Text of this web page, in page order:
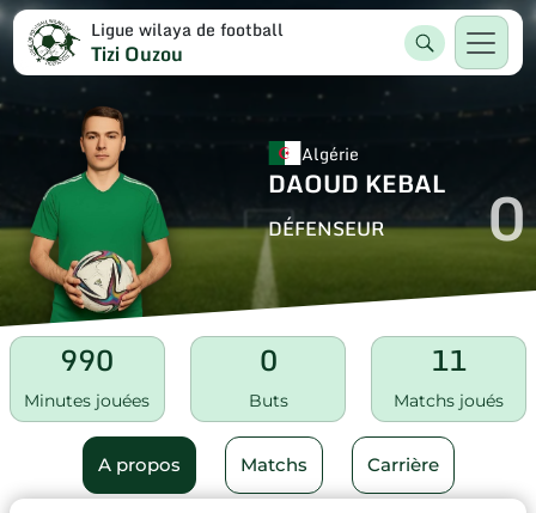
Ligue wilaya de football
Tizi Ouzou
Algérie
DAOUD KEBAL
DÉFENSEUR 0
990
Minutes jouées
0
Buts
11
Matchs joués
A propos Matchs Carrière